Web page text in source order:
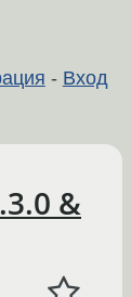
- Вход
&